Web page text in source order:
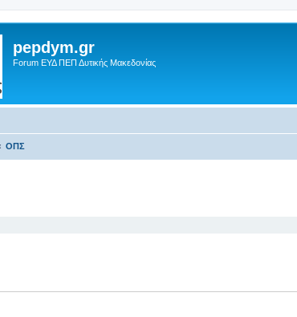
pepdym.gr
Forum ΕΥΔ ΠΕΠ Δυτικής Μακεδονίας
ΟΠΣ